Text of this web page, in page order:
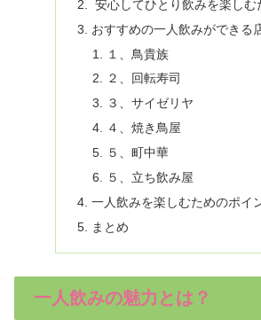
安心してひとり飲みを楽しむ
おすすめの一人飲みができる
１、鳥貴族
２、回転寿司
３、サイゼリヤ
４、焼き鳥屋
５、町中華
５、立ち飲み屋
一人飲みを楽しむためのポイ
まとめ
一人飲みの魅力とは？